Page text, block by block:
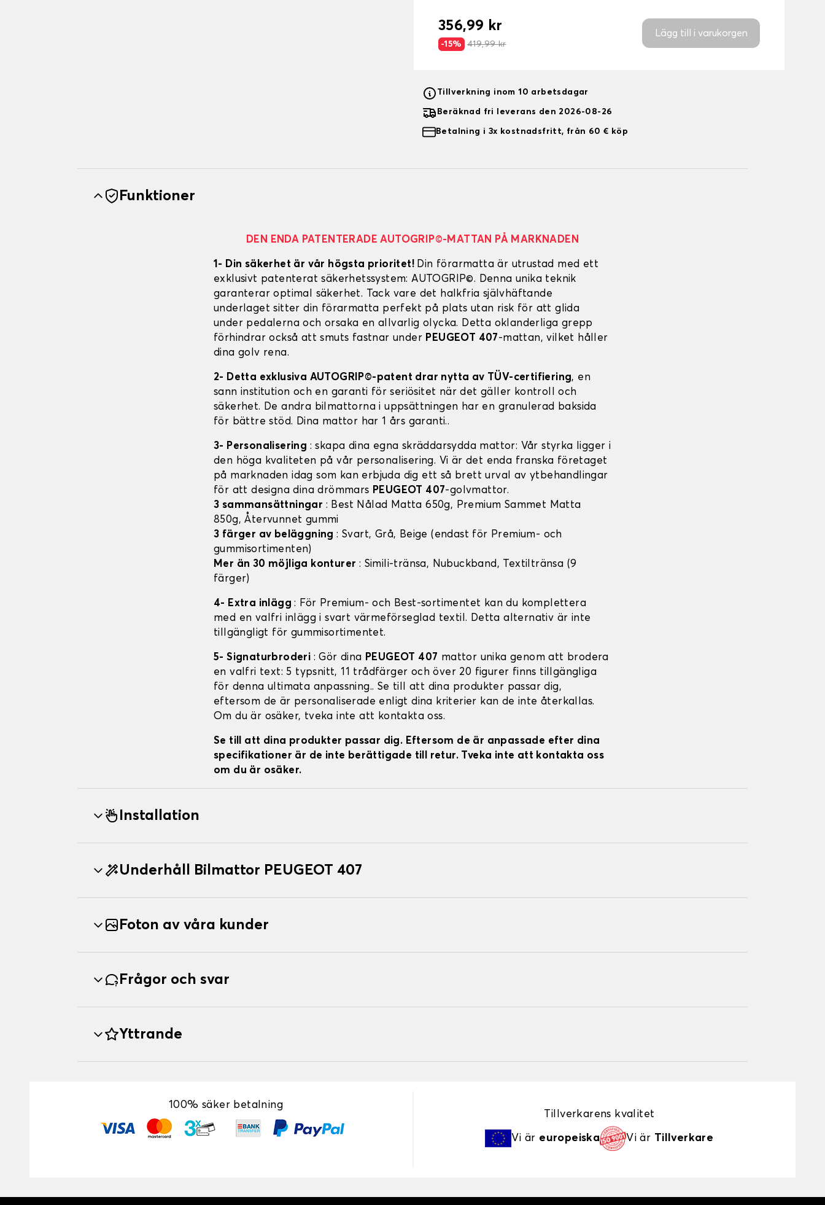
356,99 kr
-15% 419,99 kr
Lägg till i varukorgen
Tillverkning inom 10 arbetsdagar
Beräknad fri leverans den 2026-08-26
Betalning i 3x kostnadsfritt, från 60 € köp
Funktioner
DEN ENDA PATENTERADE AUTOGRIP©-MATTAN PÅ MARKNADEN
1- Din säkerhet är vår högsta prioritet! Din förarmatta är utrustad med ett
exklusivt patenterat säkerhetssystem: AUTOGRIP©. Denna unika teknik
garanterar optimal säkerhet. Tack vare det halkfria självhäftande
underlaget sitter din förarmatta perfekt på plats utan risk för att glida
under pedalerna och orsaka en allvarlig olycka. Detta oklanderliga grepp
förhindrar också att smuts fastnar under PEUGEOT 407-mattan, vilket håller
dina golv rena.
2- Detta exklusiva AUTOGRIP©-patent drar nytta av TÜV-certifiering, en
sann institution och en garanti för seriösitet när det gäller kontroll och
säkerhet. De andra bilmattorna i uppsättningen har en granulerad baksida
för bättre stöd. Dina mattor har 1 års garanti..
3- Personalisering : skapa dina egna skräddarsydda mattor: Vår styrka ligger i
den höga kvaliteten på vår personalisering. Vi är det enda franska företaget
på marknaden idag som kan erbjuda dig ett så brett urval av ytbehandlingar
för att designa dina drömmars PEUGEOT 407-golvmattor.
3 sammansättningar : Best Nålad Matta 650g, Premium Sammet Matta
850g, Återvunnet gummi
3 färger av beläggning: Svart, Grå, Beige (endast för Premium- och
gummisortimenten)
Mer än 30 möjliga konturer : Simili-tränsa, Nubuckband, Textiltränsa (9
färger)
4- Extra inlägg: För Premium- och Best-sortimentet kan du komplettera
med en valfri inlägg i svart värmeförseglad textil. Detta alternativ är inte
tillgängligt för gummisortimentet.
5- Signaturbroderi : Gör dina PEUGEOT 407 mattor unika genom att brodera
en valfri text: 5 typsnitt, 11 trådfärger och över 20 figurer finns tillgängliga
för denna ultimata anpassning.. Se till att dina produkter passar dig,
eftersom de är personaliserade enligt dina kriterier kan de inte återkallas.
Om du är osäker, tveka inte att kontakta oss.
Se till att dina produkter passar dig. Eftersom de är anpassade efter dina
specifikationer är de inte berättigade till retur. Tveka inte att kontakta oss
om du är osäker.
Installation
Underhåll Bilmattor PEUGEOT 407
Foton av våra kunder
Frågor och svar
Yttrande
100% säker betalning
Tillverkarens kvalitet
Vi är europeiska Vi är Tillverkare